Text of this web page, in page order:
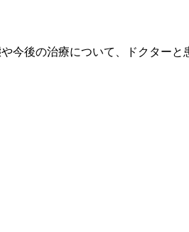
今後の治療について、ドクター